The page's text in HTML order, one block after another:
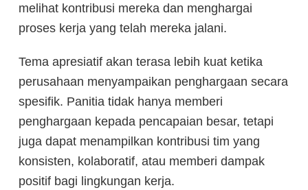
melihat kontribusi mereka dan menghargai
proses kerja yang telah mereka jalani.
Tema apresiatif akan terasa lebih kuat ketika
perusahaan menyampaikan penghargaan secara
spesifik. Panitia tidak hanya memberi
penghargaan kepada pencapaian besar, tetapi
juga dapat menampilkan kontribusi tim yang
konsisten, kolaboratif, atau memberi dampak
positif bagi lingkungan kerja.